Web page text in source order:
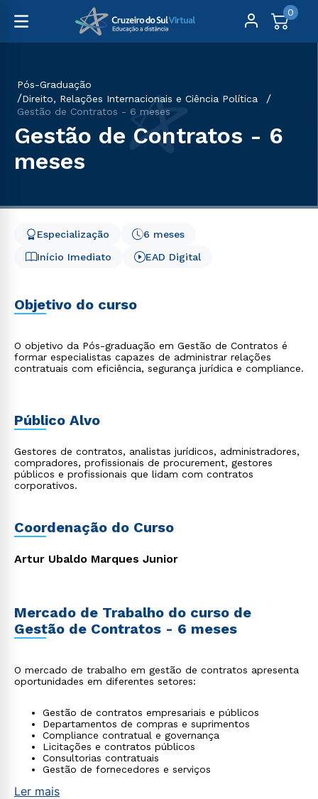
0
Pós-Graduação
Direito, Relações Internacionais e Ciência Política
Gestão de Contratos - 6 meses
Gestão de Contratos - 6
meses
Início Imediato
6 meses
Especialização
EAD Digital
Objetivo do curso
O objetivo da Pós-graduação em Gestão de Contratos é
formar especialistas capazes de administrar relações
contratuais com eficiência, segurança jurídica e compliance.
Público Alvo
Gestores de contratos, analistas jurídicos, administradores,
compradores, profissionais de procurement, gestores
públicos e profissionais que lidam com contratos
corporativos.
Coordenação do Curso
Artur Ubaldo Marques Junior
Mercado de Trabalho do curso de
Gestão de Contratos - 6 meses
O mercado de trabalho em gestão de contratos apresenta
oportunidades em diferentes setores:
Gestão de contratos empresariais e públicos
Departamentos de compras e suprimentos
Compliance contratual e governança
Licitações e contratos públicos
Consultorias contratuais
Gestão de fornecedores e serviços
Ler mais